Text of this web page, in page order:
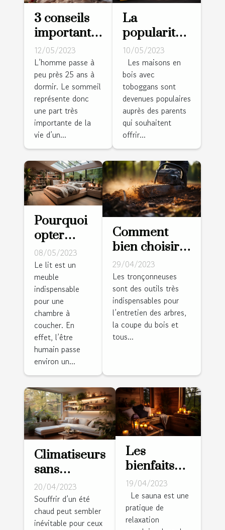
3 conseils
importants
pour bien
choisir son
matelas
12/05/2023
L’homme passe à
peu près 25 ans à
dormir. Le sommeil
représente donc
une part très
importante de la
vie d’un...
La
popularité
des
maisons en
bois avec
toboggans :
une
expérience
ludique
charmante
pour les
enfants
10/05/2023
Les maisons en
bois avec
toboggans sont
devenues populaires
auprès des parents
qui souhaitent
offrir...
Pourquoi
opter
pour un
lit avec
dressing
intégré ?
08/05/2023
Le lit est un
meuble
indispensable
pour une
chambre à
coucher. En
effet, l’être
humain passe
environ un...
Comment
bien choisir
sa
tronçonneuse
?
29/04/2023
Les tronçonneuses
sont des outils très
indispensables pour
l’entretien des arbres,
la coupe du bois et
tous...
Climatiseurs
sans
conduits :
conseils à
domicile
20/04/2023
Souffrir d’un été
chaud peut sembler
inévitable pour ceux
Les
bienfaits
du sauna
pour la
santé et la
relaxation
19/04/2023
Le sauna est une
pratique de
relaxation